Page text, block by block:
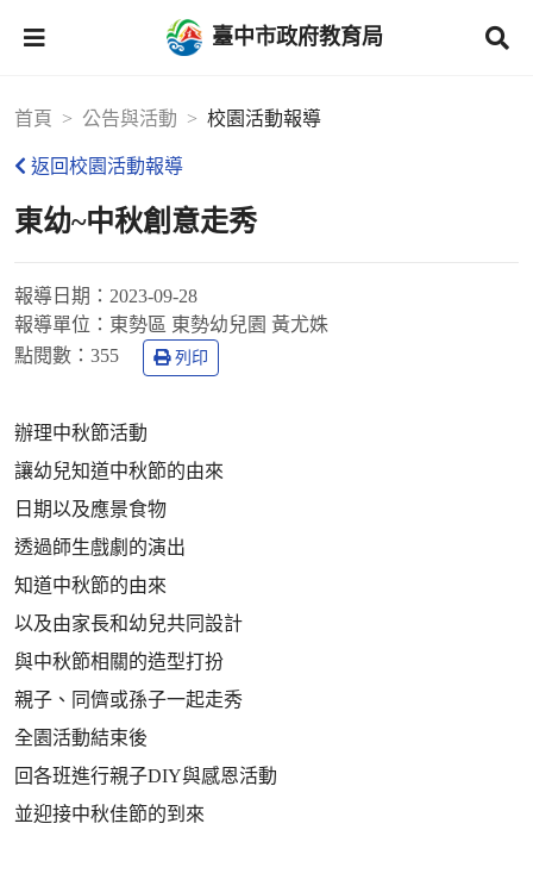
臺中市政府教育局
首頁 公告與活動 校園活動報導
返回校園活動報導
東幼~中秋創意走秀
報導日期： 2023-09-28
報導單位： 東勢區 東勢幼兒園 黃尤姝
點閱數： 355 列印
辦理中秋節活動
讓幼兒知道中秋節的由來
日期以及應景食物
透過師生戲劇的演出
知道中秋節的由來
以及由家長和幼兒共同設計
與中秋節相關的造型打扮
親子、同儕或孫子一起走秀
全園活動結束後
回各班進行親子DIY與感恩活動
並迎接中秋佳節的到來